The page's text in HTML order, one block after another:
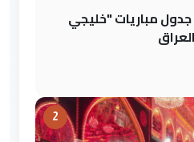
جدول مباريات "خليجي
2